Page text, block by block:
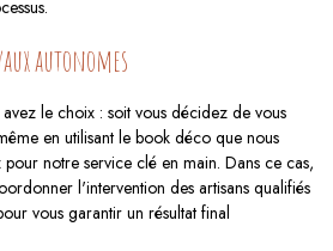
autonomes
le choix : soit vous décidez de vous
en utilisant le book déco que nous
notre service clé en main. Dans ce cas,
l'intervention des artisans qualifiés
vous garantir un résultat final